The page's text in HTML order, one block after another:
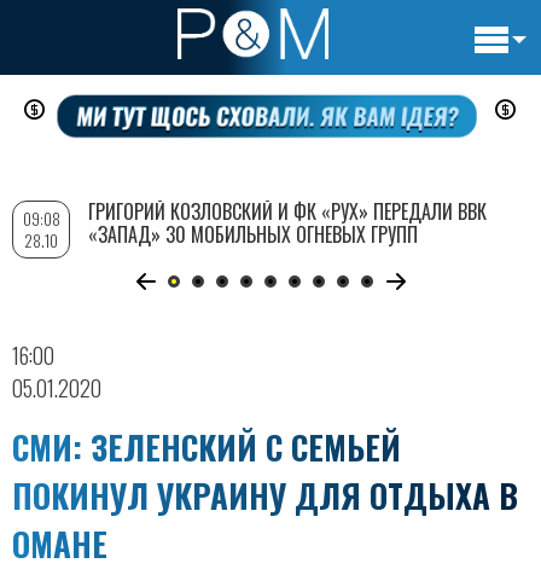
Перейти
содержанию
16:00
05.01.2020
СМИ: ЗЕЛЕНСКИЙ С СЕМЬЕЙ
ПОКИНУЛ УКРАИНУ ДЛЯ ОТДЫХА В
ОМАНЕ
09:08
28.10
ГРИГОРИЙ КОЗЛОВСКИЙ И ФК «РУХ» ПЕРЕДАЛИ ВВК
«ЗАПАД» 30 МОБИЛЬНЫХ ОГНЕВЫХ ГРУПП